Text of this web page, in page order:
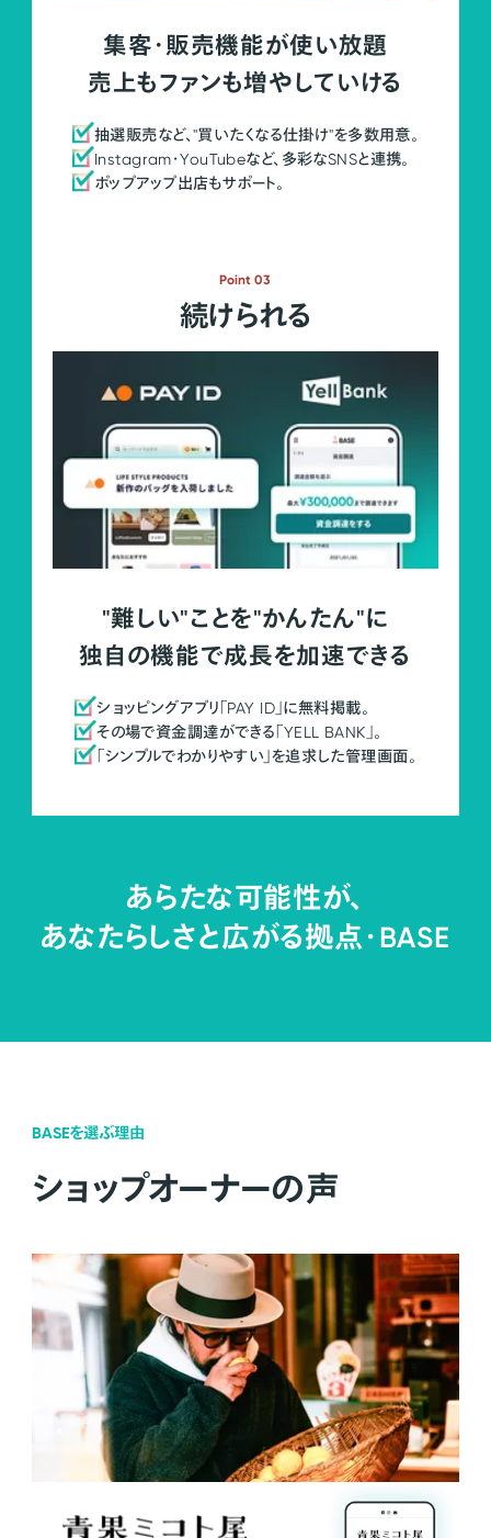
集客・販売機能が使い放題
売上もファンも増やしていける
抽選販売など、"買いたくなる仕掛け"を多数用意。
Instagram・YouTubeなど、多彩なSNSと連携。
ポップアップ出店もサポート。
Point 03
続けられる
"難しい"ことを"かんたん"に
独自の機能で成長を加速できる
ショッピングアプリ「PAY ID」に無料掲載。
その場で資金調達ができる「YELL BANK」。
「シンプルでわかりやすい」を追求した管理画面。
あらたな可能性が、
あなたらしさと広がる拠点・BASE
BASEを選ぶ理由
ショップオーナーの声